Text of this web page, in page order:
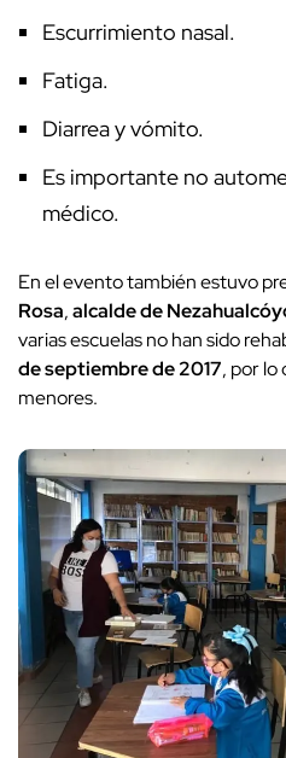
Escurrimiento nasal.
Fatiga.
Diarrea y vómito.
Es importante no
médico.
En el evento también estuvo
Rosa,alcalde de
varias escuelas no han sido
de septiembre de 2017, por lo
menores.